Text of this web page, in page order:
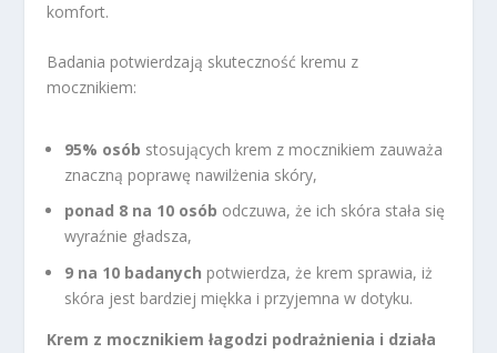
komfort.
Badania potwierdzają skuteczność kremu z
mocznikiem:
95% osób stosujących krem z mocznikiem zauważa
znaczną poprawę nawilżenia skóry,
ponad 8 na 10 osób odczuwa, że ich skóra stała się
wyraźnie gładsza,
9 na 10 badanych potwierdza, że krem sprawia, iż
skóra jest bardziej miękka i przyjemna w dotyku.
Krem z mocznikiem łagodzi podrażnienia i działa